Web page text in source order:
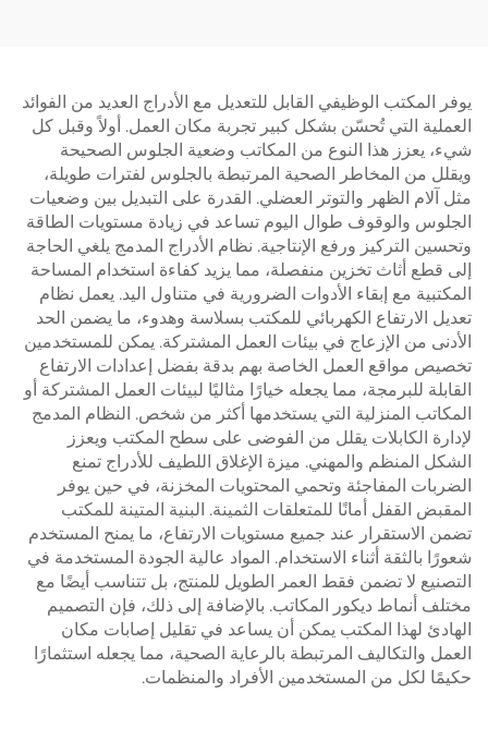
يوفر المكتب الوظيفي القابل للتعديل مع الأدراج العديد من الفوائد
العملية التي تُحسّن بشكل كبير تجربة مكان العمل. أولاً وقبل كل
شيء، يعزز هذا النوع من المكاتب وضعية الجلوس الصحيحة
ويقلل من المخاطر الصحية المرتبطة بالجلوس لفترات طويلة،
مثل آلام الظهر والتوتر العضلي. القدرة على التبديل بين وضعيات
الجلوس والوقوف طوال اليوم تساعد في زيادة مستويات الطاقة
وتحسين التركيز ورفع الإنتاجية. نظام الأدراج المدمج يلغي الحاجة
إلى قطع أثاث تخزين منفصلة، مما يزيد كفاءة استخدام المساحة
المكتبية مع إبقاء الأدوات الضرورية في متناول اليد. يعمل نظام
تعديل الارتفاع الكهربائي للمكتب بسلاسة وهدوء، ما يضمن الحد
الأدنى من الإزعاج في بيئات العمل المشتركة. يمكن للمستخدمين
تخصيص مواقع العمل الخاصة بهم بدقة بفضل إعدادات الارتفاع
القابلة للبرمجة، مما يجعله خيارًا مثاليًا لبيئات العمل المشتركة أو
المكاتب المنزلية التي يستخدمها أكثر من شخص. النظام المدمج
لإدارة الكابلات يقلل من الفوضى على سطح المكتب ويعزز
الشكل المنظم والمهني. ميزة الإغلاق اللطيف للأدراج تمنع
الضربات المفاجئة وتحمي المحتويات المخزنة، في حين يوفر
المقبض القفل أمانًا للمتعلقات الثمينة. البنية المتينة للمكتب
تضمن الاستقرار عند جميع مستويات الارتفاع، ما يمنح المستخدم
شعورًا بالثقة أثناء الاستخدام. المواد عالية الجودة المستخدمة في
التصنيع لا تضمن فقط العمر الطويل للمنتج، بل تتناسب أيضًا مع
مختلف أنماط ديكور المكاتب. بالإضافة إلى ذلك، فإن التصميم
الهادئ لهذا المكتب يمكن أن يساعد في تقليل إصابات مكان
العمل والتكاليف المرتبطة بالرعاية الصحية، مما يجعله استثمارًا
حكيمًا لكل من المستخدمين الأفراد والمنظمات.